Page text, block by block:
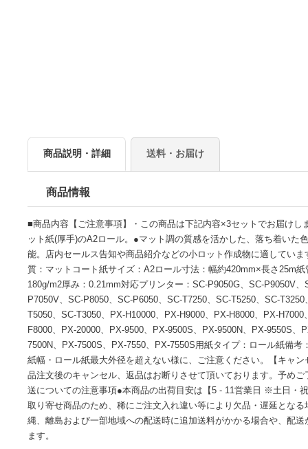
商品説明・詳細 送料・お届け
商品情報
■商品内容【ご注意事項】・この商品は下記内容×3セットで
ット紙(厚手)のA2ロール。●マット調の質感を活かした、落
能。店内セールス告知や商品紹介などの小ロット作成物に適
質：マットコート紙サイズ：A2ロール寸法：幅約420mm×長
180g/m2厚み：0.21mm対応プリンター：SC-P9050G、SC-
P7050V、SC-P8050、SC-P6050、SC-T7250、SC-T5250、
T5050、SC-T3050、PX-H10000、PX-H9000、PX-H8000、
F8000、PX-20000、PX-9500、PX-9500S、PX-9500N、PX-
7500N、PX-7500S、PX-7550、PX-7550S用紙タイプ：ロー
紙幅・ロール紙最大外径を超えない様に、ご注意ください。